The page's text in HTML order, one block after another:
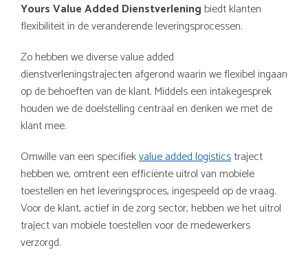
Yours Value Added Dienstverlening biedt klanten
flexibiliteit in de veranderende leveringsprocessen.
Zo hebben we diverse value added
dienstverleningstrajecten afgerond waarin we flexibel ingaan
op de behoeften van de klant. Middels een intakegesprek
houden we de doelstelling centraal en denken we met de
klant mee.
Omwille van een specifiekvalue added logisticstraject
hebben we, omtrent een efficiënte uitrol van mobiele
toestellen en het leveringsproces, ingespeeld op de vraag.
Voor de klant, actief in de zorg sector, hebben we het uitrol
traject van mobiele toestellen voor de medewerkers
verzorgd.